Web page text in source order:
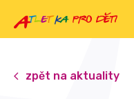
zpět na aktuality